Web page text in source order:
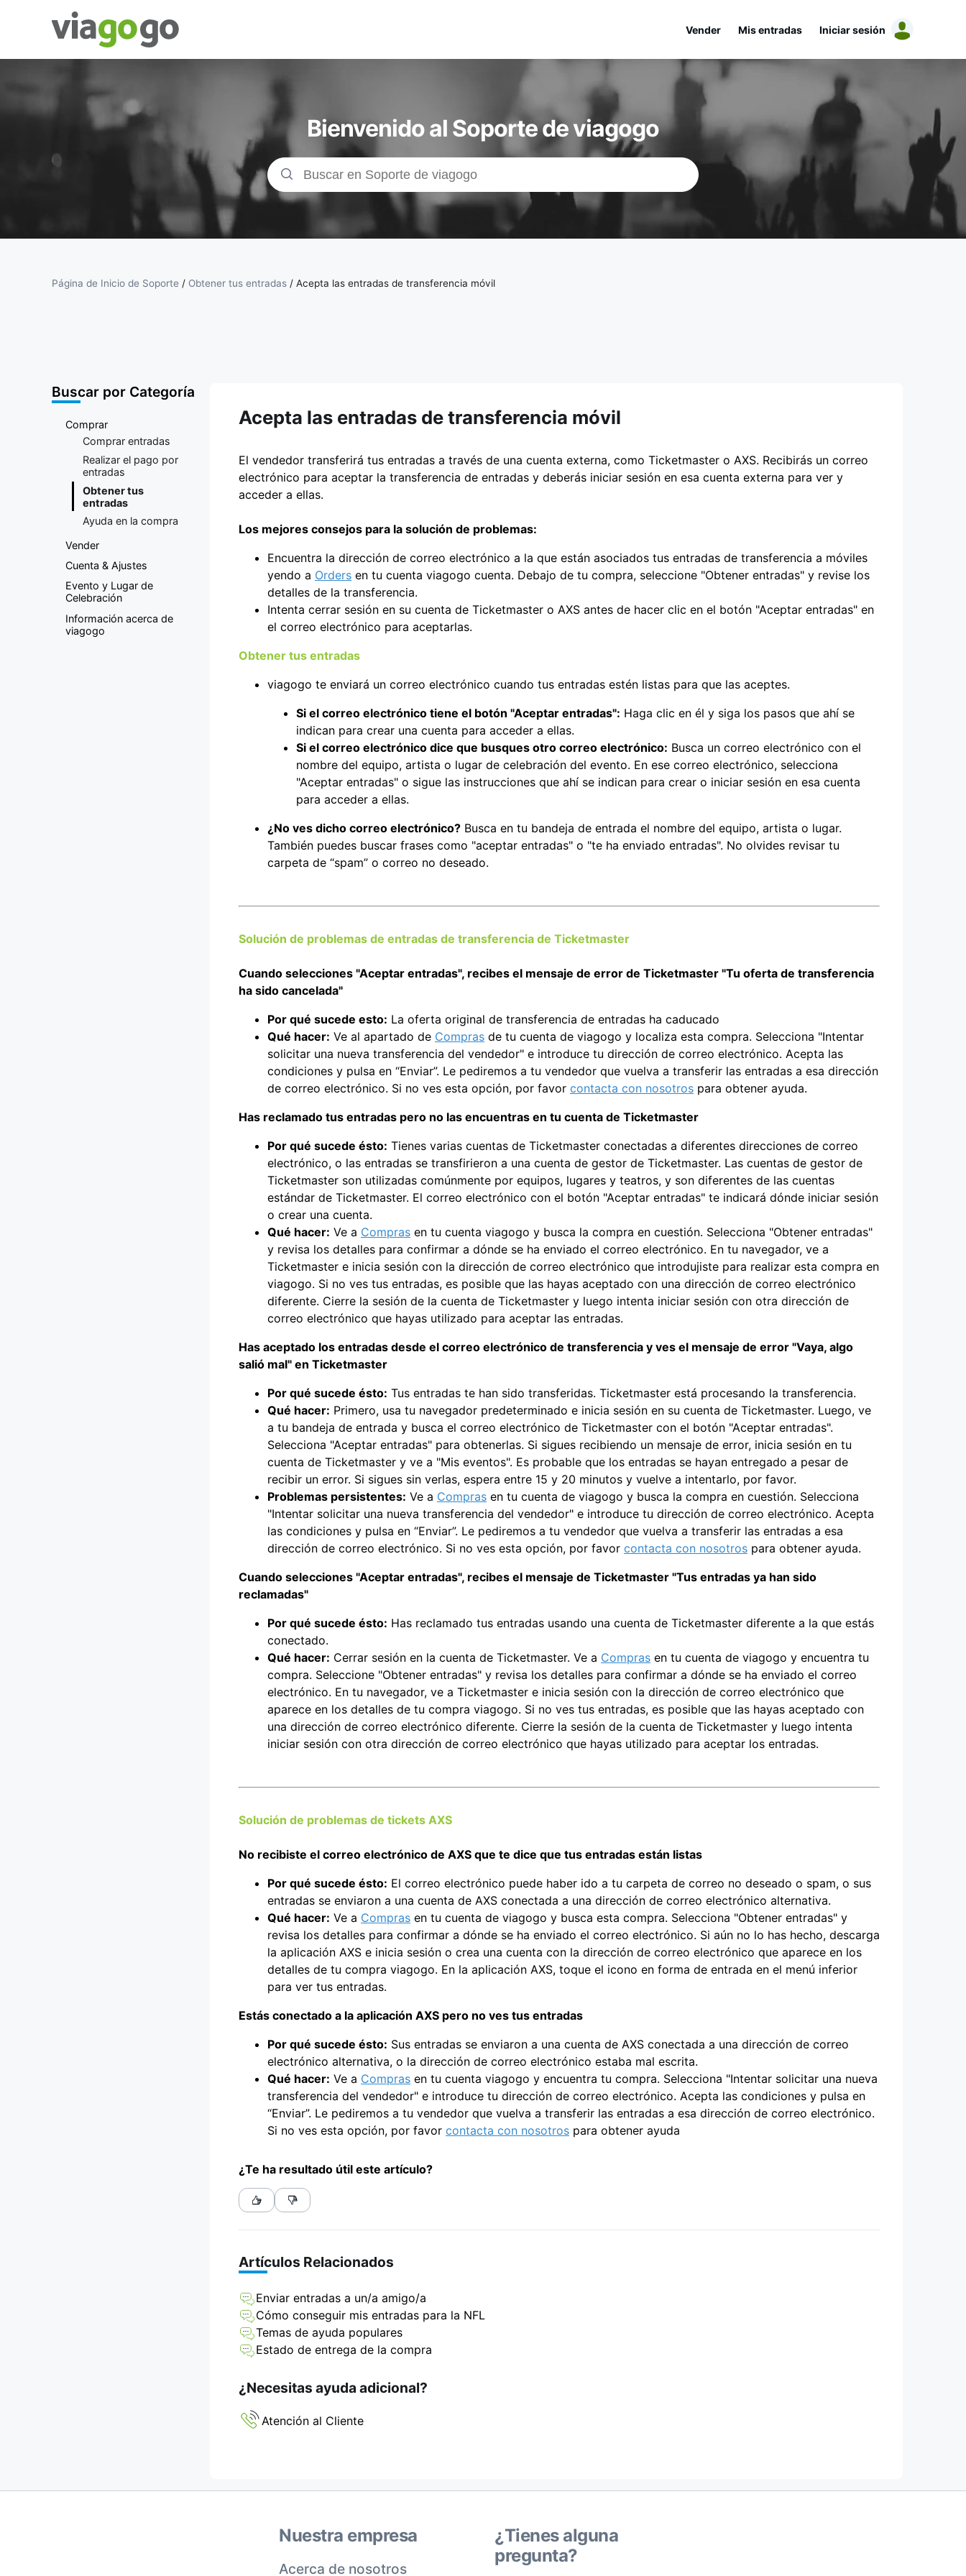
Entradas
para
Conciertos,
Deporte y
Teatro |
sitio de
Vender Mis entradas Iniciar sesión
Bienvenido al Soporte de viagogo
Página de Inicio de Soporte / Obtener tus entradas / Acepta las entradas de transferencia móvil
Buscar por Categoría
Comprar
Comprar entradas
Realizar el pago por
entradas
Obtener tus
entradas
Ayuda en la compra
Vender
Cuenta & Ajustes
Evento y Lugar de
Celebración
Información acerca de
viagogo
Acepta las entradas de transferencia móvil
El vendedor transferirá tus entradas a través de una cuenta externa, como Ticketmaster o AXS. Recibirás un correo
electrónico para aceptar la transferencia de entradas y deberás iniciar sesión en esa cuenta externa para ver y
acceder a ellas.
Los mejores consejos para la solución de problemas:
Encuentra la dirección de correo electrónico a la que están asociados tus entradas de transferencia a móviles
yendo a Orders en tu cuenta viagogo cuenta. Debajo de tu compra, seleccione "Obtener entradas" y revise los
detalles de la transferencia.
Intenta cerrar sesión en su cuenta de Ticketmaster o AXS antes de hacer clic en el botón "Aceptar entradas" en
el correo electrónico para aceptarlas.
Obtener tus entradas
viagogo te enviará un correo electrónico cuando tus entradas estén listas para que las aceptes.
Si el correo electrónico tiene el botón "Aceptar entradas": Haga clic en él y siga los pasos que ahí se
indican para crear una cuenta para acceder a ellas.
Si el correo electrónico dice que busques otro correo electrónico: Busca un correo electrónico con el
nombre del equipo, artista o lugar de celebración del evento. En ese correo electrónico, selecciona
"Aceptar entradas" o sigue las instrucciones que ahí se indican para crear o iniciar sesión en esa cuenta
para acceder a ellas.
¿No ves dicho correo electrónico? Busca en tu bandeja de entrada el nombre del equipo, artista o lugar.
También puedes buscar frases como "aceptar entradas" o "te ha enviado entradas". No olvides revisar tu
carpeta de “spam” o correo no deseado.
Solución de problemas de entradas de transferencia de Ticketmaster
Cuando selecciones "Aceptar entradas", recibes el mensaje de error de Ticketmaster "Tu oferta de transferencia
ha sido cancelada"
Por qué sucede esto: La oferta original de transferencia de entradas ha caducado
Qué hacer: Ve al apartado de Compras de tu cuenta de viagogo y localiza esta compra. Selecciona "Intentar
solicitar una nueva transferencia del vendedor" e introduce tu dirección de correo electrónico. Acepta las
condiciones y pulsa en “Enviar”. Le pediremos a tu vendedor que vuelva a transferir las entradas a esa dirección
de correo electrónico. Si no ves esta opción, por favor contacta con nosotros para obtener ayuda.
Has reclamado tus entradas pero no las encuentras en tu cuenta de Ticketmaster
Por qué sucede ésto: Tienes varias cuentas de Ticketmaster conectadas a diferentes direcciones de correo
electrónico, o las entradas se transfirieron a una cuenta de gestor de Ticketmaster. Las cuentas de gestor de
Ticketmaster son utilizadas comúnmente por equipos, lugares y teatros, y son diferentes de las cuentas
estándar de Ticketmaster. El correo electrónico con el botón "Aceptar entradas" te indicará dónde iniciar sesión
o crear una cuenta.
Qué hacer: Ve a Compras en tu cuenta viagogo y busca la compra en cuestión. Selecciona "Obtener entradas"
y revisa los detalles para confirmar a dónde se ha enviado el correo electrónico. En tu navegador, ve a
Ticketmaster e inicia sesión con la dirección de correo electrónico que introdujiste para realizar esta compra en
viagogo. Si no ves tus entradas, es posible que las hayas aceptado con una dirección de correo electrónico
diferente. Cierre la sesión de la cuenta de Ticketmaster y luego intenta iniciar sesión con otra dirección de
correo electrónico que hayas utilizado para aceptar las entradas.
Has aceptado los entradas desde el correo electrónico de transferencia y ves el mensaje de error "Vaya, algo
salió mal" en Ticketmaster
Por qué sucede ésto: Tus entradas te han sido transferidas. Ticketmaster está procesando la transferencia.
Qué hacer: Primero, usa tu navegador predeterminado e inicia sesión en su cuenta de Ticketmaster. Luego, ve
a tu bandeja de entrada y busca el correo electrónico de Ticketmaster con el botón "Aceptar entradas".
Selecciona "Aceptar entradas" para obtenerlas. Si sigues recibiendo un mensaje de error, inicia sesión en tu
cuenta de Ticketmaster y ve a "Mis eventos". Es probable que los entradas se hayan entregado a pesar de
recibir un error. Si sigues sin verlas, espera entre 15 y 20 minutos y vuelve a intentarlo, por favor.
Problemas persistentes: Ve a Compras en tu cuenta de viagogo y busca la compra en cuestión. Selecciona
"Intentar solicitar una nueva transferencia del vendedor" e introduce tu dirección de correo electrónico. Acepta
las condiciones y pulsa en “Enviar”. Le pediremos a tu vendedor que vuelva a transferir las entradas a esa
dirección de correo electrónico. Si no ves esta opción, por favor contacta con nosotros para obtener ayuda.
Cuando selecciones "Aceptar entradas", recibes el mensaje de Ticketmaster "Tus entradas ya han sido
reclamadas"
Por qué sucede ésto: Has reclamado tus entradas usando una cuenta de Ticketmaster diferente a la que estás
conectado.
Qué hacer: Cerrar sesión en la cuenta de Ticketmaster. Ve a Compras en tu cuenta de viagogo y encuentra tu
compra. Seleccione "Obtener entradas" y revisa los detalles para confirmar a dónde se ha enviado el correo
electrónico. En tu navegador, ve a Ticketmaster e inicia sesión con la dirección de correo electrónico que
aparece en los detalles de tu compra viagogo. Si no ves tus entradas, es posible que las hayas aceptado con
una dirección de correo electrónico diferente. Cierre la sesión de la cuenta de Ticketmaster y luego intenta
iniciar sesión con otra dirección de correo electrónico que hayas utilizado para aceptar los entradas.
Solución de problemas de tickets AXS
No recibiste el correo electrónico de AXS que te dice que tus entradas están listas
Por qué sucede ésto: El correo electrónico puede haber ido a tu carpeta de correo no deseado o spam, o sus
entradas se enviaron a una cuenta de AXS conectada a una dirección de correo electrónico alternativa.
Qué hacer: Ve a Compras en tu cuenta de viagogo y busca esta compra. Selecciona "Obtener entradas" y
revisa los detalles para confirmar a dónde se ha enviado el correo electrónico. Si aún no lo has hecho, descarga
la aplicación AXS e inicia sesión o crea una cuenta con la dirección de correo electrónico que aparece en los
detalles de tu compra viagogo. En la aplicación AXS, toque el icono en forma de entrada en el menú inferior
para ver tus entradas.
Estás conectado a la aplicación AXS pero no ves tus entradas
Por qué sucede ésto: Sus entradas se enviaron a una cuenta de AXS conectada a una dirección de correo
electrónico alternativa, o la dirección de correo electrónico estaba mal escrita.
Qué hacer: Ve a Compras en tu cuenta viagogo y encuentra tu compra. Selecciona "Intentar solicitar una nueva
transferencia del vendedor" e introduce tu dirección de correo electrónico. Acepta las condiciones y pulsa en
“Enviar”. Le pediremos a tu vendedor que vuelva a transferir las entradas a esa dirección de correo electrónico.
Si no ves esta opción, por favor contacta con nosotros para obtener ayuda
¿Te ha resultado útil este artículo?
Artículos Relacionados
Enviar entradas a un/a amigo/a
Cómo conseguir mis entradas para la NFL
Temas de ayuda populares
Estado de entrega de la compra
¿Necesitas ayuda adicional?
Atención al Cliente
Nuestra empresa
Acerca de nosotros
¿Tienes alguna
pregunta?